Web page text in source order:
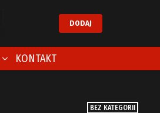
DODAJ
KONTAKT
BEZ KATEGORII